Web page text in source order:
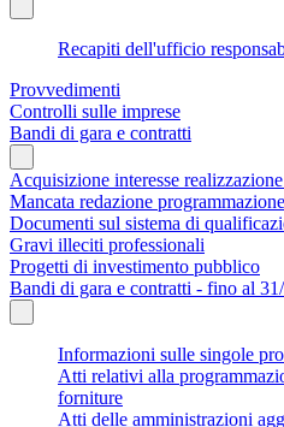
Recapiti dell'ufficio
Provvedimenti
Controlli sulle imprese
Bandi di gara e contratti
Acquisizione interesse
Mancata redazione programmazione
Documenti sul sistema di
Gravi illeciti professionali
Progetti di investimento pubblico
Bandi di gara e contratti - fino al
Informazioni sulle singole
Atti relativi alla
forniture
Atti delle amministrazioni